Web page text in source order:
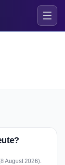
August 2026).